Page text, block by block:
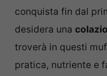
conquista fin dal
desidera una
troverà in questi
pratica, nutriente e